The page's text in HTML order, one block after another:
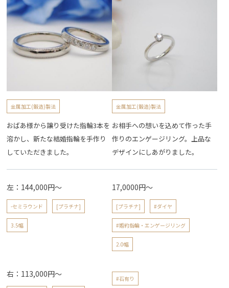
金属加工(鍛造)製法
おばあ様から譲り受けた指輪3本を
溶かし、新たな結婚指輪を手作り
していただきました。
左：144,000円～
-セミラウンド [プラチナ]
3.5幅
右：113,000円～
金属加工(鍛造)製法
お相手への想いを込めて作った手
作りのエンゲージリング。上品な
デザインにしあがりました。
17,0000円～
[プラチナ] #ダイヤ
#婚約指輪・エンゲージリング
2.0幅
#石有り